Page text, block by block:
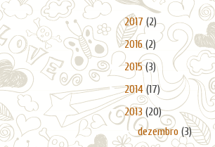
►2017 (2)
►2016(2)
►2015(3)
►2014(17)
▼2013 (20)
►dezembro(3)